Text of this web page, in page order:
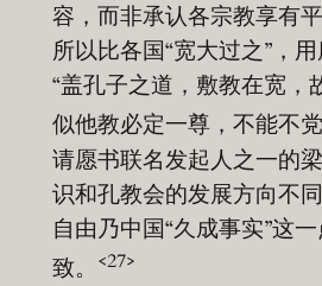
容，而非承认各宗教享有
所以比各国“宽大过之”，
“盖孔子之道，敷教在宽
似他教必定一尊，不能不
请愿书联名发起人之一的
识和孔教会的发展方向不
自由乃中国“久成事实”这
致。
<27>